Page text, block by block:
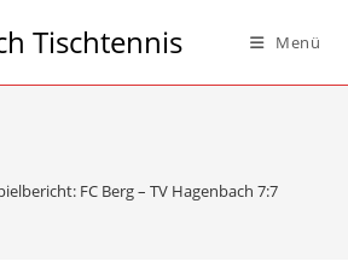
Tischtennis Menü
FC Berg – TV Hagenbach 7:7